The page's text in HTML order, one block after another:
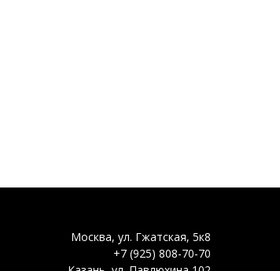
Москва, ул. Гжатская, 5к8
+7 (925) 808-70-70